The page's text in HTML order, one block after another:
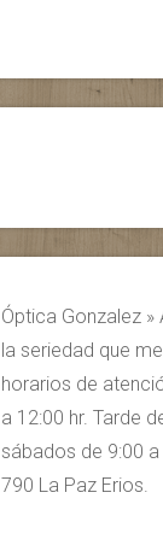
Óptica Gonzalez
la seriedad que
horarios de
a 12:00 hr. Tarde
sábados de 9:00
790 La Paz Erios.